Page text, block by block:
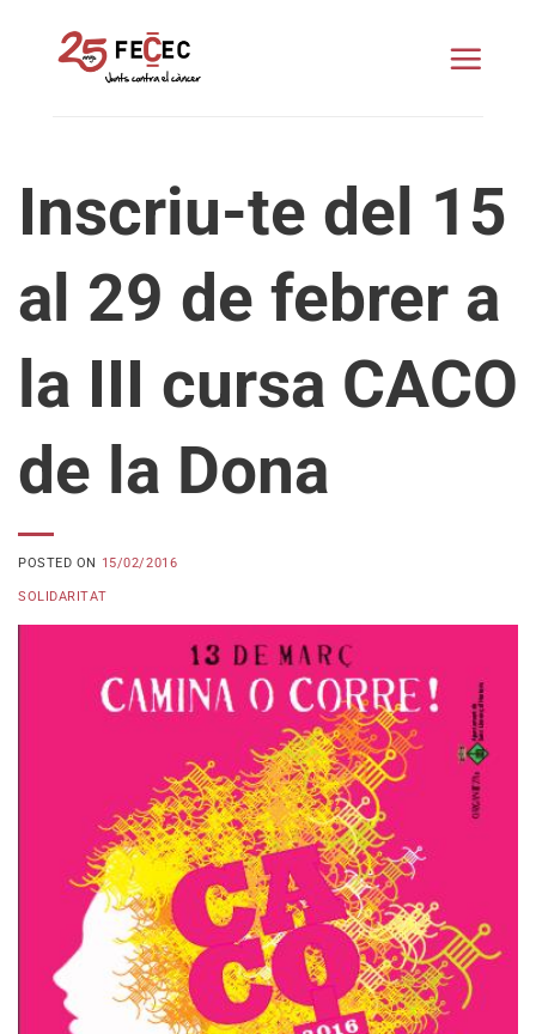
Inscriu-te del 15
al 29 de febrer a
la III cursa CACO
de la Dona
POSTED ON 15/02/2016
SOLIDARITAT